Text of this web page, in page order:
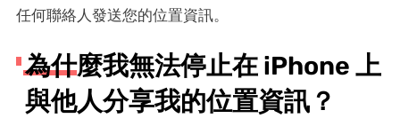
任何聯絡人發送您的位置資訊。
為什麼我無法停止在 iPhone 上
與他人分享我的位置資訊？